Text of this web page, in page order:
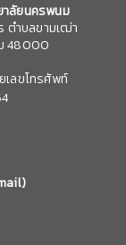
าลัยนครพนม
ตำบลขามเฒ่า
48000
เลขโทรศัพท์